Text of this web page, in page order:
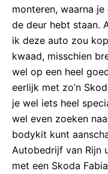
monteren, waarna
de deur hebt staan.
ik deze auto zou
kwaad, misschien
wel op een heel
eerlijk met zo’n
je wel iets heel
wel even zoeken
bodykit kunt
Autobedrijf van Rijn
met een Skoda